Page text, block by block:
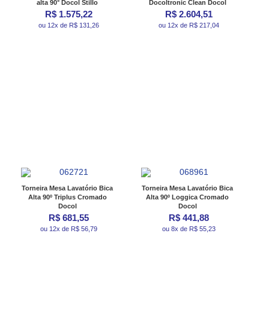
alta 90° Docol Stillo
R$ 1.575,22
ou 12x de R$ 131,26
Docoltronic Clean Docol
R$ 2.604,51
ou 12x de R$ 217,04
Torneira Mesa Lavatório Bica
Alta 90º Triplus Cromado
Docol
R$ 681,55
ou 12x de R$ 56,79
Torneira Mesa Lavatório Bica
Alta 90º Loggica Cromado
Docol
R$ 441,88
ou 8x de R$ 55,23